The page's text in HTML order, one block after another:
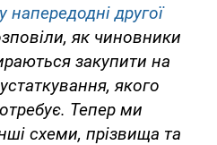
напередодні другої
як чиновники
закупити на
якого
Тепер ми
схеми, прізвища та